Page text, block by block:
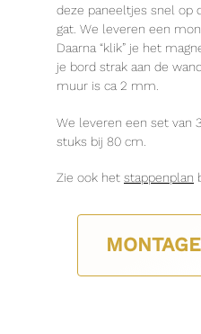
deze paneeltjes snel op
gat. We leveren een
Daarna “klik” je het
je bord strak aan de
muur is ca 2 mm.
We leveren een set van
stuks bij 80 cm.
Zie ook het stappenplan